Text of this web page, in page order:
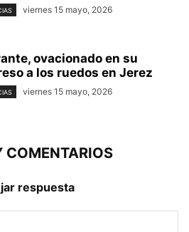
viernes 15 mayo, 2026
ovacionado en su
a los ruedos en Jerez
viernes 15 mayo, 2026
COMENTARIOS
respuesta